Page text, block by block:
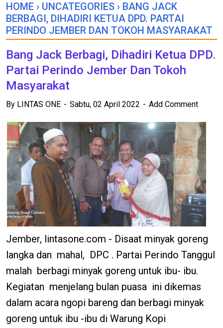
HOME › UNCATEGORIES › BANG JACK
BERBAGI, DIHADIRI KETUA DPD. PARTAI
PERINDO JEMBER DAN TOKOH MASYARAKAT
Bang Jack Berbagi, Dihadiri Ketua DPD.
Partai Perindo Jember Dan Tokoh
Masyarakat
By LINTAS ONE Sabtu, 02 April 2022 Add Comment
Jember, lintasone.com - Disaat minyak goreng
langka dan mahal, DPC . Partai Perindo Tanggul
malah berbagi minyak goreng untuk ibu- ibu.
Kegiatan menjelang bulan puasa ini dikemas
dalam acara ngopi bareng dan berbagi minyak
goreng untuk ibu -ibu di Warung Kopi